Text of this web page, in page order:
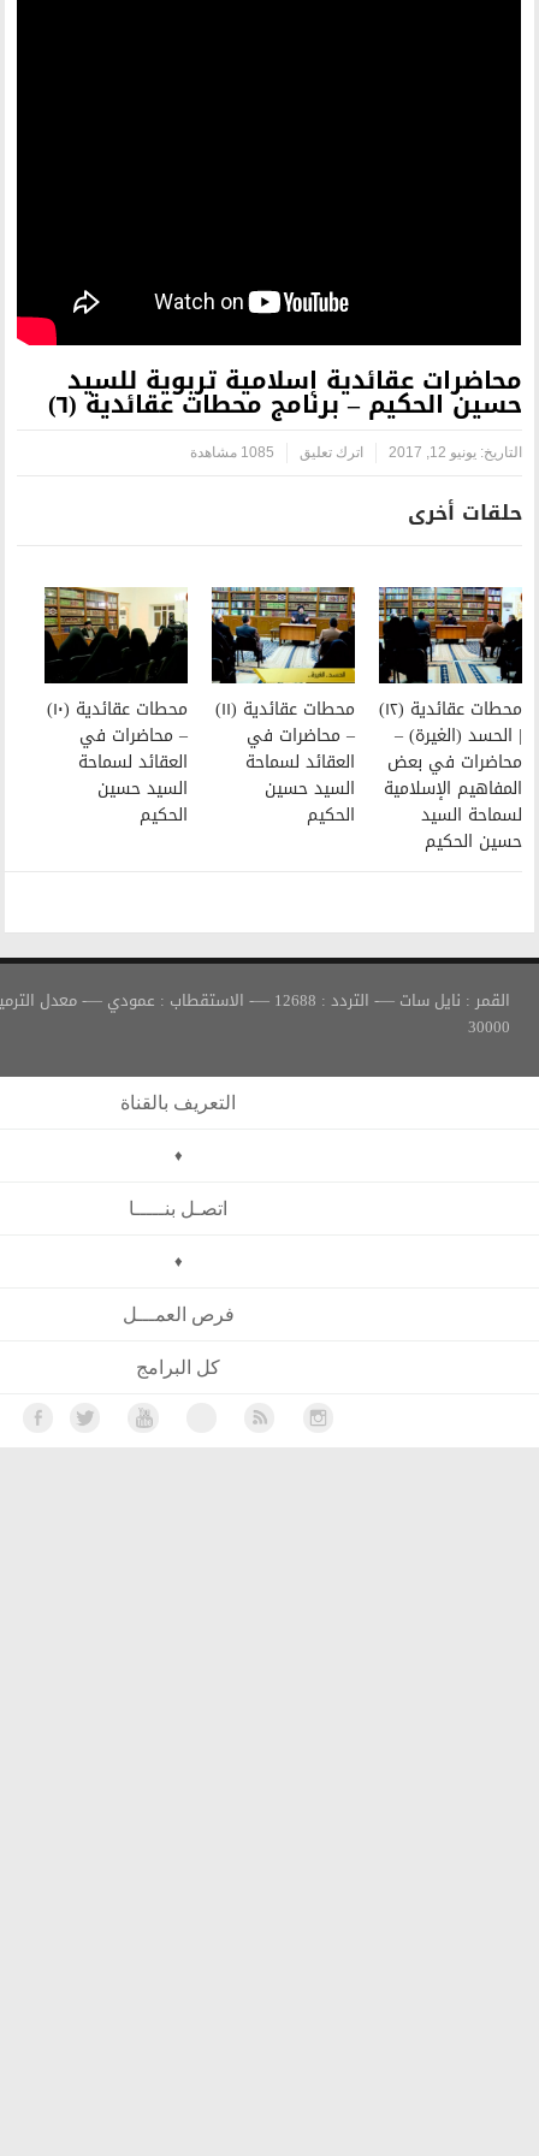
إسلامية تربوية للسيد
محطات عقائدية (٦)
تعليق 1085 مشاهدة
محطات عقائدية (١١)
– محاضرات في
العقائد لسماحة
السيد حسين
الحكيم
محطات عقائدية (١٠)
– محاضرات في
العقائد لسماحة
السيد حسين
الحكيم
القمر : نايل سات —- التردد : 12688 —- الاستقطاب : عمودي —- معدل الترميز :